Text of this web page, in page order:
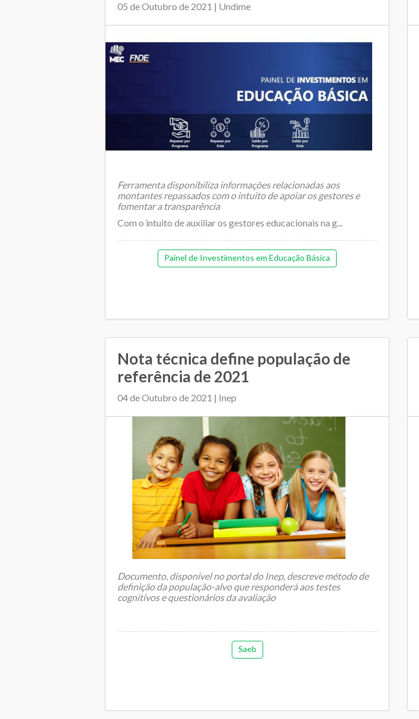
05 de Outubro de 2021 | Undime
Ferramenta disponibiliza informações relacionadas aos
montantes repassados com o intuito de apoiar os gestores e
fomentar a transparência
Com o intuito de auxiliar os gestores educacionais na g...
Painel de Investimentos em Educação Básica
Nota técnica define população de
referência de 2021
04 de Outubro de 2021 | Inep
Documento, disponível no portal do Inep, descreve método de
definição da população-alvo que responderá aos testes
cognitivos e questionários da avaliação
Saeb